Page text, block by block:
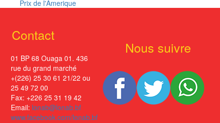
Prix de l'Amerique
Contact
01 BP 68 Ouaga 01. 436
rue du grand marché
+(226) 25 30 61 21/22 ou
25 49 72 00
Fax: +226 25 31 19 42
Email: lonab@lonab.bf
www.facebook.com/lonab.bf
Nous suivre